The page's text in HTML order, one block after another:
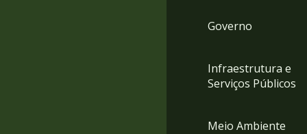
Governo
Infraestrutura e
Serviços Públicos
Meio Ambiente